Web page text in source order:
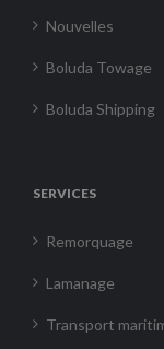
Nouvelles
Boluda Towage
Boluda Shipping
SERVICES
Remorquage
Lamanage
Transport